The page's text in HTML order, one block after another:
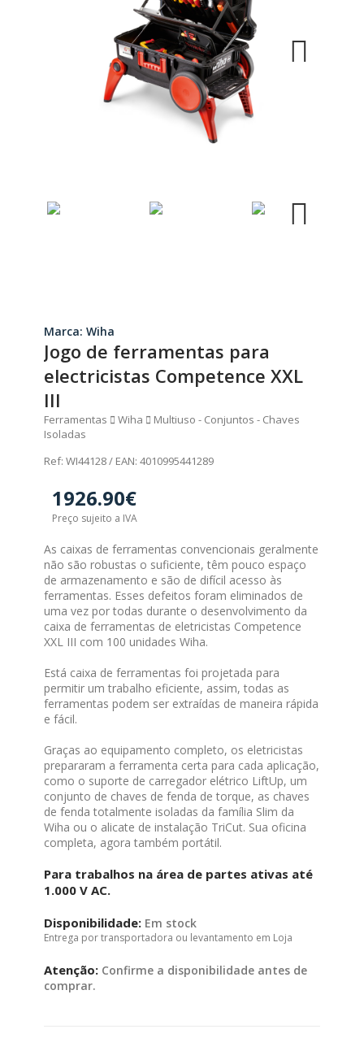
Marca: Wiha
Jogo de ferramentas para
electricistas Competence XXL
III
Ferramentas Wiha
Multiuso - Conjuntos - Chaves
Isoladas
Ref: WI44128 / EAN: 4010995441289
1926.90€
Preço sujeito a IVA
As caixas de ferramentas convencionais geralmente
não são robustas o suficiente, têm pouco espaço
de armazenamento e são de difícil acesso às
ferramentas. Esses defeitos foram eliminados de
uma vez por todas durante o desenvolvimento da
caixa de ferramentas de eletricistas Competence
XXL III com 100 unidades Wiha.
Está caixa de ferramentas foi projetada para
permitir um trabalho eficiente, assim, todas as
ferramentas podem ser extraídas de maneira rápida
e fácil.
Graças ao equipamento completo, os eletricistas
prepararam a ferramenta certa para cada aplicação,
como o suporte de carregador elétrico LiftUp, um
conjunto de chaves de fenda de torque, as chaves
de fenda totalmente isoladas da família Slim da
Wiha ou o alicate de instalação TriCut. Sua oficina
completa, agora também portátil.
Para trabalhos na área de partes ativas até
1.000 V AC.
Disponibilidade: Em stock
Entrega por transportadora ou levantamento em Loja
Atenção: Confirme a disponibilidade antes de
comprar.